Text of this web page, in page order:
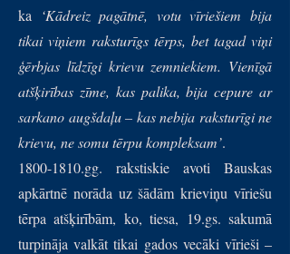
ka
‘Kādreiz pagātnē, votu vīriešiem bija
tikai viņiem raksturīgs tērps, bet tagad viņi
ģērbjas līdzīgi krievu zemniekiem. Vienīgā
atšķirības zīme, kas palika, bija cepure ar
sarkano augšdaļu – kas nebija raksturīgi ne
krievu, ne somu tērpu kompleksam’.
1800-1810.gg. rakstiskie avoti Bauskas
apkārtnē norāda uz šādām krieviņu vīriešu
tērpa atšķirībām, ko, tiesa, 19.gs. sakumā
turpināja valkāt tikai gados vecāki vīrieši –